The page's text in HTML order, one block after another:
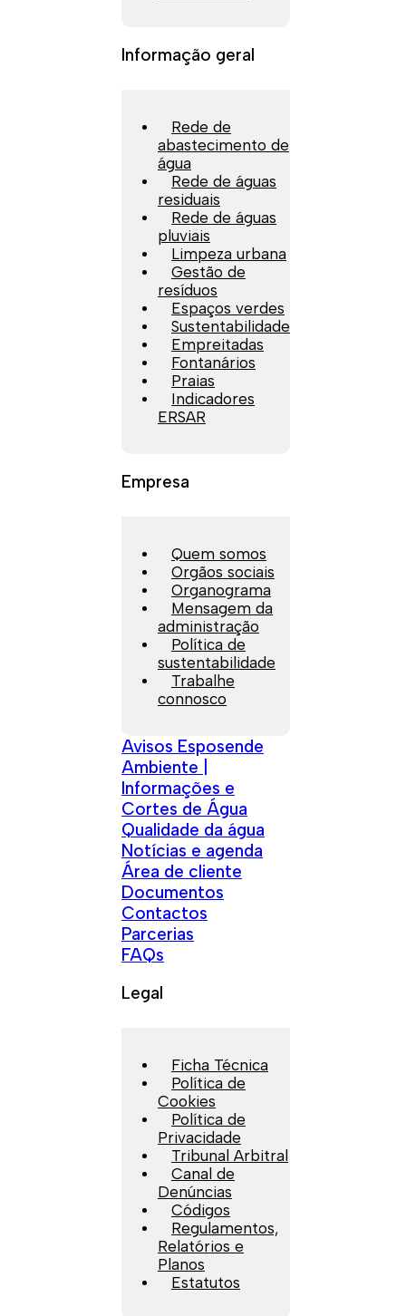
Informação geral
Rede de
abastecimento de
água
Rede de águas
residuais
Rede de águas
pluviais
Limpeza urbana
Gestão de
resíduos
Espaços verdes
Sustentabilidade
Empreitadas
Fontanários
Praias
Indicadores
ERSAR
Empresa
Quem somos
Orgãos sociais
Organograma
Mensagem da
administração
Política de
sustentabilidade
Trabalhe
connosco
Avisos Esposende
Ambiente |
Informações e
Cortes de Água
Qualidade da água
Notícias e agenda
Área de cliente
Documentos
Contactos
Parcerias
FAQs
Legal
Ficha Técnica
Política de
Cookies
Política de
Privacidade
Tribunal Arbitral
Canal de
Denúncias
Códigos
Regulamentos,
Relatórios e
Planos
Estatutos